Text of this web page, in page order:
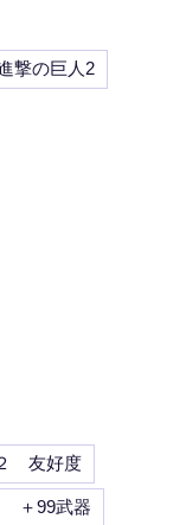
撃の巨人2
友好度
＋99武器